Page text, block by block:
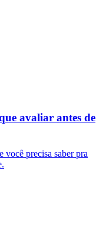
avaliar antes de
você precisa saber pra